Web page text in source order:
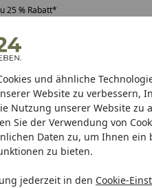
und ähnliche
Website zu verbessern,
Nutzung unserer Website zu
Sie der Verwendung von
Daten zu, um Ihnen ein
zu bieten.
jederzeit in den Cookie-
25 % Rabatt*
25.964 Bewertungen
Tipps & Tricks
Karibu Pools inkl.